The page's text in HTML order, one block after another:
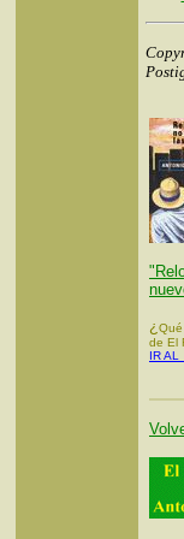
¿
de El
IR AL